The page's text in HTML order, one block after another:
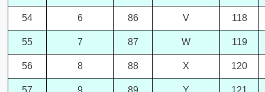
54 6 86 V 118
55 7 87 W 119
56 8 88 X 120
57 9 89 Y 121